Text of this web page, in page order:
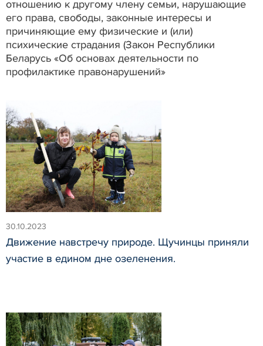
отношению к другому члену семьи, нарушающие
его права, свободы, законные интересы и
причиняющие ему физические и (или)
психические страдания (Закон Республики
Беларусь «Об основах деятельности по
профилактике правонарушений»
30.10.2023
Движение навстречу природе. Щучинцы приняли
участие в едином дне озеленения.